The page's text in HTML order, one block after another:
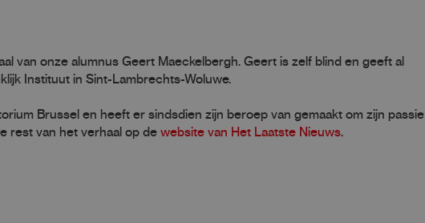
van onze alumnus Geert Maeckelbergh. Geert is zelf blind en geeft al
Instituut in Sint-Lambrechts-Woluwe.
Brussel en heeft er sindsdien zijn beroep van gemaakt om zijn passie
rest van het verhaal op de website van Het Laatste Nieuws.